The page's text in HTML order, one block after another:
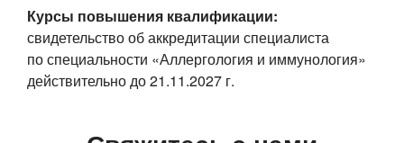
Курсы повышения квалификации:
свидетельство об аккредитации специалиста
по специальности «Аллергология и иммунология»
действительно до21.11.2027 г.